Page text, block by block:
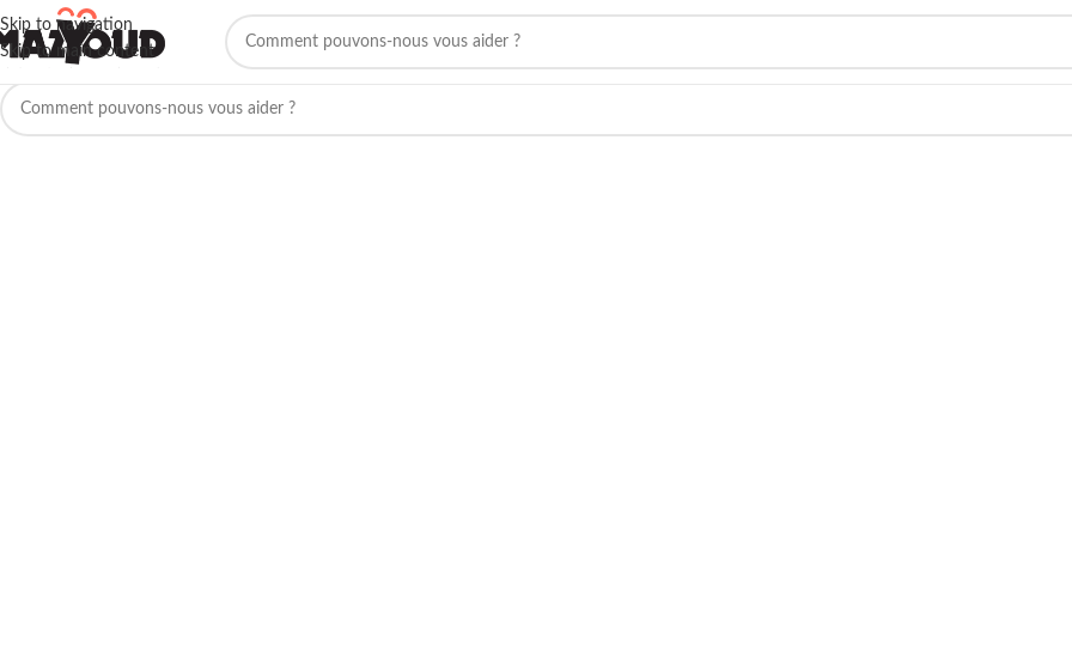
Skip to navigation
Skip to main content
Aucun produit ne correspond à votre sélection.